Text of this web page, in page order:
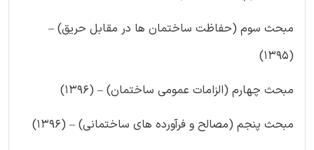
مبحث سوم (حفاظت ساختمان ها در مقابل حریق) –
(۱۳۹۵)
مبحث چهارم (الزامات عمومی ساختمان) – (۱۳۹۶)
مبحث پنجم (مصالح و فرآورده های ساختمانی) – (۱۳۹۶)